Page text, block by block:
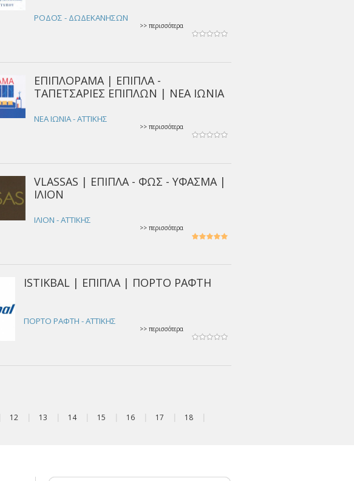
ΡΟΔΟΣ - ΔΩΔΕΚΑΝΗΣΩΝ
>> περισσότερα
ΕΠΙΠΛΟΡΑΜΑ | ΕΠΙΠΛΑ -
ΤΑΠΕΤΣΑΡΙΕΣ ΕΠΙΠΛΩΝ | ΝΕΑ ΙΩΝΙΑ
ΝΕΑ ΙΩΝΙΑ - ΑΤΤΙΚΗΣ
>> περισσότερα
VLASSAS | ΕΠΙΠΛA - ΦΩΣ - ΥΦΑΣΜΑ |
ΙΛΙΟΝ
ΙΛΙΟΝ - ΑΤΤΙΚΗΣ
>> περισσότερα
ISTIKBAL | ΕΠΙΠΛΑ | ΠΟΡΤΟ ΡΑΦΤΗ
ΠΟΡΤΟ ΡΑΦΤΗ - ΑΤΤΙΚΗΣ
>> περισσότερα
12 13 14 15 16 17 18